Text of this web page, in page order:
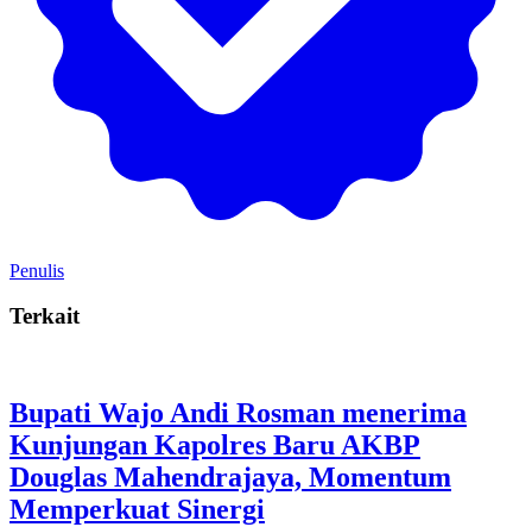
Penulis
Terkait
Bupati Wajo Andi Rosman menerima
Kunjungan Kapolres Baru AKBP
Douglas Mahendrajaya, Momentum
Memperkuat Sinergi